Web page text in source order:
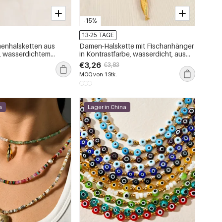
aus
wasserdichtem
-15%
13-25 TAGE
Damen-Halskette mit Fischanhänger
in Kontrastfarbe, wasserdicht, aus
Edelstahl, goldfarben
€3,26 €3,83
MOQ von 1 Stk.
Lager in China